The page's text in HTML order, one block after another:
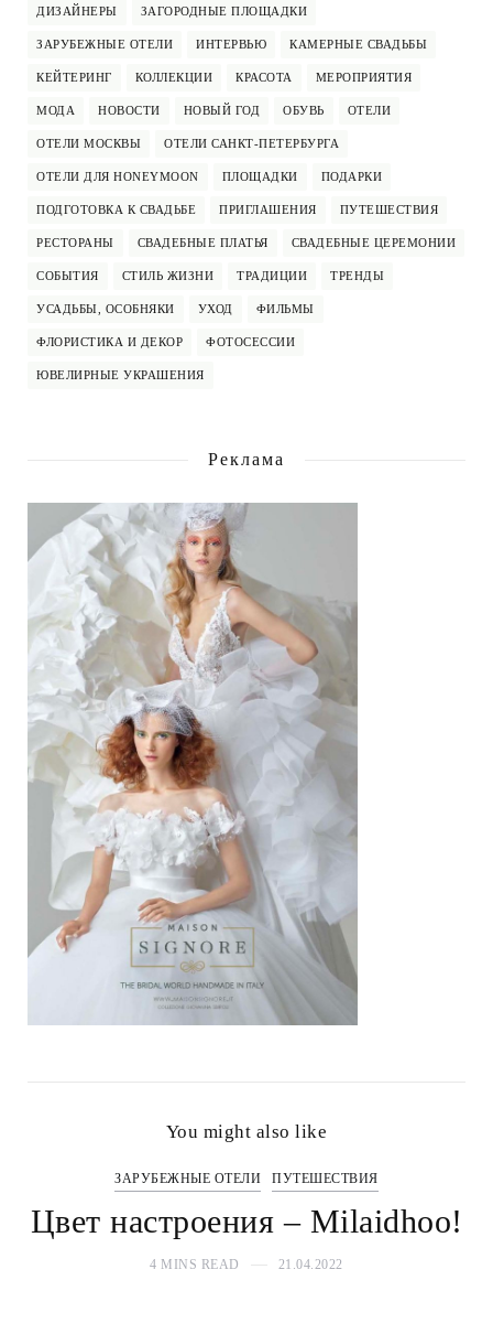
ДИЗАЙНЕРЫ ЗАГОРОДНЫЕ ПЛОЩАДКИ
ЗАРУБЕЖНЫЕ ОТЕЛИ ИНТЕРВЬЮ КАМЕРНЫЕ СВАДЬБЫ
КЕЙТЕРИНГ КОЛЛЕКЦИИ КРАСОТА МЕРОПРИЯТИЯ
МОДА НОВОСТИ НОВЫЙ ГОД ОБУВЬ ОТЕЛИ
ОТЕЛИ МОСКВЫ ОТЕЛИ САНКТ-ПЕТЕРБУРГА
ОТЕЛИ ДЛЯ HONEYMOON ПЛОЩАДКИ ПОДАРКИ
ПОДГОТОВКА К СВАДЬБЕ ПРИГЛАШЕНИЯ ПУТЕШЕСТВИЯ
РЕСТОРАНЫ СВАДЕБНЫЕ ПЛАТЬЯ СВАДЕБНЫЕ ЦЕРЕМОНИИ
СОБЫТИЯ СТИЛЬ ЖИЗНИ ТРАДИЦИИ ТРЕНДЫ
УСАДЬБЫ, ОСОБНЯКИ УХОД ФИЛЬМЫ
ФЛОРИСТИКА И ДЕКОР ФОТОСЕССИИ
ЮВЕЛИРНЫЕ УКРАШЕНИЯ
Реклама
You might also like
ЗАРУБЕЖНЫЕ ОТЕЛИ ПУТЕШЕСТВИЯ
Цвет настроения – Milaidhoo!
4 MINS READ 21.04.2022